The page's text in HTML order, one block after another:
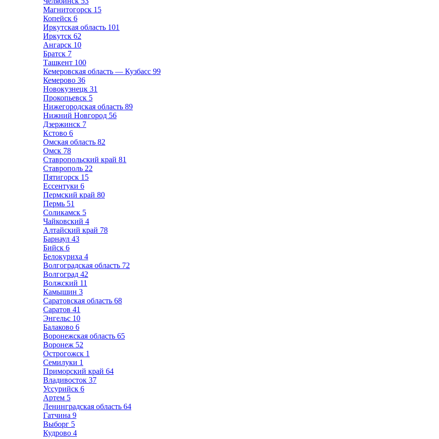
Магнитогорск 15
Копейск 6
Иркутская область 101
Иркутск 62
Ангарск 10
Братск 7
Ташкент 100
Кемеровская область — Кузбасс 99
Кемерово 36
Новокузнецк 31
Прокопьевск 5
Нижегородская область 89
Нижний Новгород 56
Дзержинск 7
Кстово 6
Омская область 82
Омск 78
Ставропольский край 81
Ставрополь 22
Пятигорск 15
Ессентуки 6
Пермский край 80
Пермь 51
Соликамск 5
Чайковский 4
Алтайский край 78
Барнаул 43
Бийск 6
Белокуриха 4
Волгоградская область 72
Волгоград 42
Волжский 11
Камышин 3
Саратовская область 68
Саратов 41
Энгельс 10
Балаково 6
Воронежская область 65
Воронеж 52
Острогожск 1
Семилуки 1
Приморский край 64
Владивосток 37
Уссурийск 6
Артем 5
Ленинградская область 64
Гатчина 9
Выборг 5
Кудрово 4